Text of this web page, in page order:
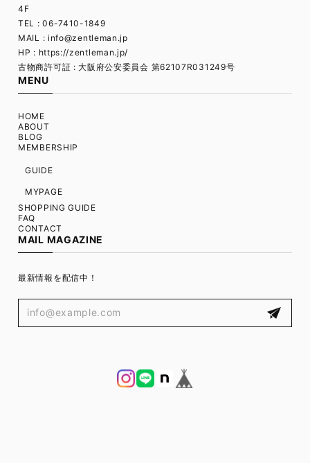
4F
TEL : 06-7410-1849
MAIL : info@zentleman.jp
HP : https://zentleman.jp/
古物商許可証 : 大阪府公安委員会 第62107R031249号
MENU
HOME
ABOUT
BLOG
MEMBERSHIP
GUIDE
MYPAGE
SHOPPING GUIDE
FAQ
CONTACT
MAIL MAGAZINE
最新情報を配信中！